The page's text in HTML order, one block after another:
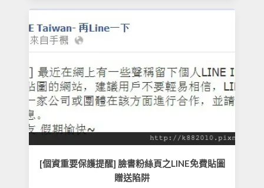
[個資重要保護提醒] 臉書粉絲頁之LINE免費貼圖
贈送陷阱